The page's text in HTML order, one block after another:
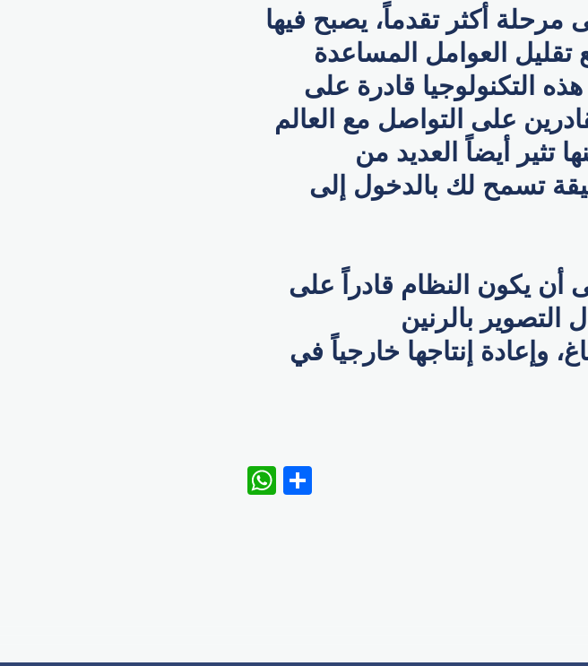
مرحلة أكثر تقدماً، يصبح فيها
تقليل العوامل المساعدة
التكنولوجيا قادرة على
على التواصل مع العالم
تثير أيضاً العديد من
تسمح لك بالدخول إلى
أن يكون النظام قادراً على
بالرنين
وإعادة إنتاجها خارجياً في
WhatsApp